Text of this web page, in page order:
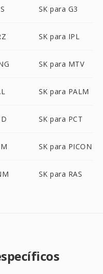
SK para G3
SK para IPL
SK para MTV
SK para PALM
SK para PCT
SK para PICON
SK para RAS